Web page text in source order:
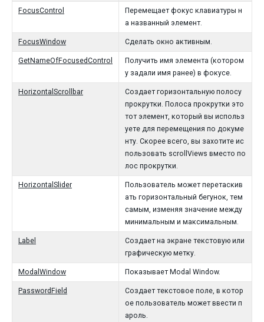
FocusControl
Перемещает фокус клавиатуры н
а названный элемент.
FocusWindow Сделать окно активным.
GetNameOfFocusedControl
Получить имя элемента (котором
у задали имя ранее) в фокусе.
HorizontalScrollbar
Создает горизонтальную полосу
прокрутки. Полоса прокрутки это
тот элемент, который вы использ
уете для перемещения по докуме
нту. Скорее всего, вы захотите ис
пользовать scrollViews вместо по
лос прокрутки.
HorizontalSlider
Пользователь может перетаскив
ать горизонтальный бегунок, тем
самым, изменяя значение между
минимальным и максимальным.
Label
Создает на экране текстовую или
графическую метку.
ModalWindow Показывает Modal Window.
PasswordField
Создает текстовое поле, в котор
ое пользователь может ввести п
ароль.